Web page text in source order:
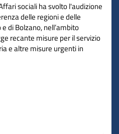
sociali ha svolto l'audizione
delle regioni e delle
di Bolzano, nell’ambito
recante misure per il servizio
e altre misure urgenti in